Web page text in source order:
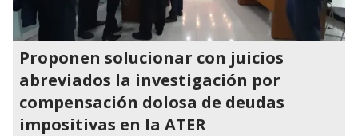
Proponen solucionar con juicios
abreviados la investigación por
compensación dolosa de deudas
impositivas en la ATER